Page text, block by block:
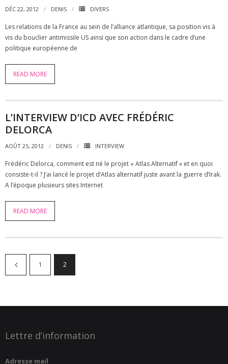
- Divers
qui sommes-nous ?
- qui sommes-nous ?
- Nos partenaires
nous contacter
DÉC 22, 2012 DENIS DIVERS
Les relations de la France au sein de l’alliance atlantique, sa position vis à
vis du bouclier antimissile US ainsi que son action dans le cadre d’une
politique européenne de
READ MORE
L’INTERVIEW D’ICD AVEC FRÉDÉRIC
DELORCA
AOÛT 25, 2012 DENIS INTERVIEW
Frédéric Delorca, comment est né le projet « Atlas Alternatif » et en quoi
consiste-t-il ? J’ai lancé le projet d’Atlas alternatif juste avant la guerre d’Irak.
A l’époque plusieurs sites Internet
READ MORE
1 2
Lettre d’information
Adresse mail